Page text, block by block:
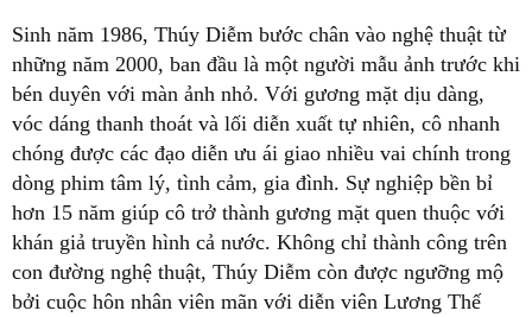
Sinh năm 1986, Thúy Diễm bước chân vào nghệ thuật từ
những năm 2000, ban đầu là một người mẫu ảnh trước khi
bén duyên với màn ảnh nhỏ. Với gương mặt dịu dàng,
vóc dáng thanh thoát và lối diễn xuất tự nhiên, cô nhanh
chóng được các đạo diễn ưu ái giao nhiều vai chính trong
dòng phim tâm lý, tình cảm, gia đình. Sự nghiệp bền bỉ
hơn 15 năm giúp cô trở thành gương mặt quen thuộc với
khán giả truyền hình cả nước. Không chỉ thành công trên
con đường nghệ thuật, Thúy Diễm còn được ngưỡng mộ
bởi cuộc hôn nhân viên mãn với diễn viên Lương Thế